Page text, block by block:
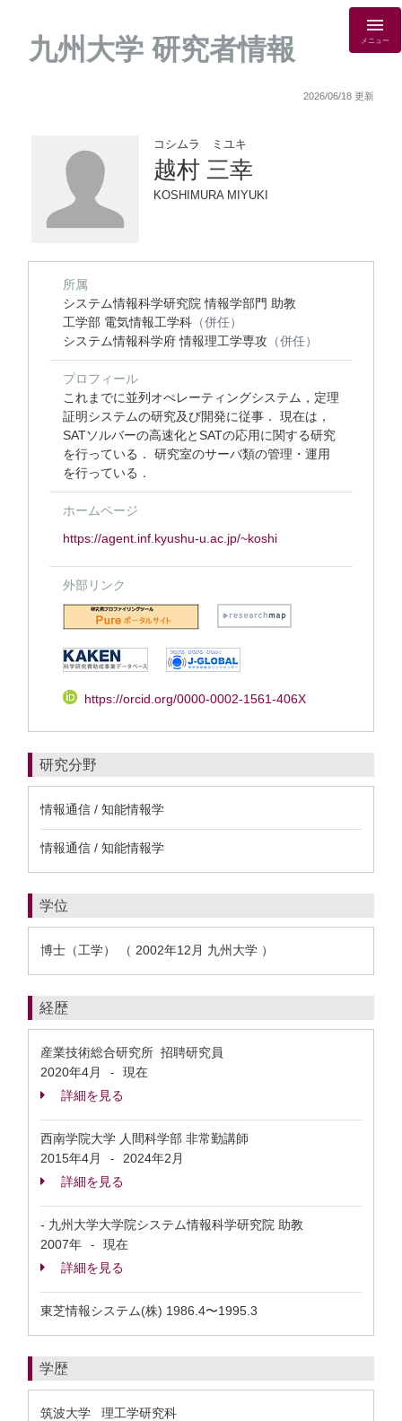
九州大学 研究者情報 メニュー
2026/06/18 更新
コシムラ ミユキ
越村 三幸
KOSHIMURA MIYUKI
所属
システム情報科学研究院 情報学部門 助教
工学部 電気情報工学科 （併任）
システム情報科学府 情報理工学専攻 （併任）
プロフィール
これまでに並列オぺレーティングシステム，定理
証明システムの研究及び開発に従事． 現在は，
SATソルバーの高速化とSATの応用に関する研究
を行っている． 研究室のサーバ類の管理・運用
を行っている．
ホームページ
https://agent.inf.kyushu-u.ac.jp/~koshi
外部リンク
https://orcid.org/0000-0002-1561-406X
研究分野
情報通信 / 知能情報学
情報通信 / 知能情報学
学位
博士（工学） （ 2002年12月 九州大学 ）
経歴
産業技術総合研究所 招聘研究員
2020年4月
-
現在
詳細を見る
西南学院大学 人間科学部 非常勤講師
2015年4月
-
2024年2月
詳細を見る
- 九州大学大学院システム情報科学研究院 助教
2007年
-
現在
詳細を見る
東芝情報システム(株) 1986.4〜1995.3
学歴
筑波大学 理工学研究科